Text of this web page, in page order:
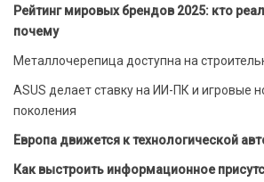
Рейтинг мировых брендов 2025: кто
почему
Металлочерепица доступна на
ASUS делает ставку на ИИ-ПК и игровые
поколения
Европа движется к технологической
Как выстроить информационное